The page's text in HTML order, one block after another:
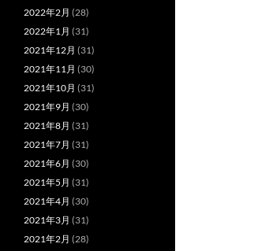
2022年2月 (28)
2022年1月 (31)
2021年12月 (31)
2021年11月 (30)
2021年10月 (31)
2021年9月 (30)
2021年8月 (31)
2021年7月 (31)
2021年6月 (30)
2021年5月 (31)
2021年4月 (30)
2021年3月 (31)
2021年2月 (28)